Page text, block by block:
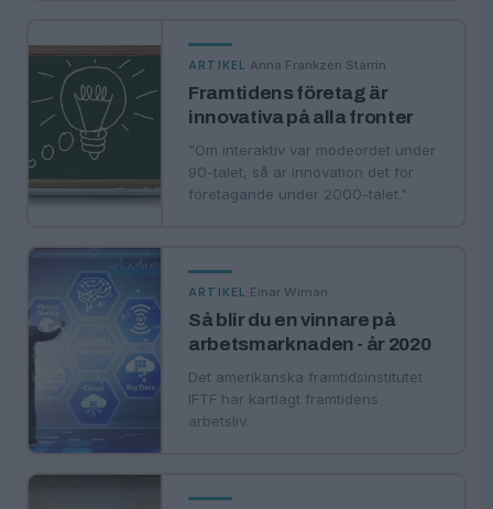
ARTIKEL Anna Frankzen Starrin
Framtidens företag är
innovativa på alla fronter
"Om interaktiv var modeordet under
90-talet, så är innovation det för
företagande under 2000-talet."
ARTIKEL Einar Wiman
Så blir du en vinnare på
arbetsmarknaden - år 2020
Det amerikanska framtidsinstitutet
IFTF har kartlagt framtidens
arbetsliv.